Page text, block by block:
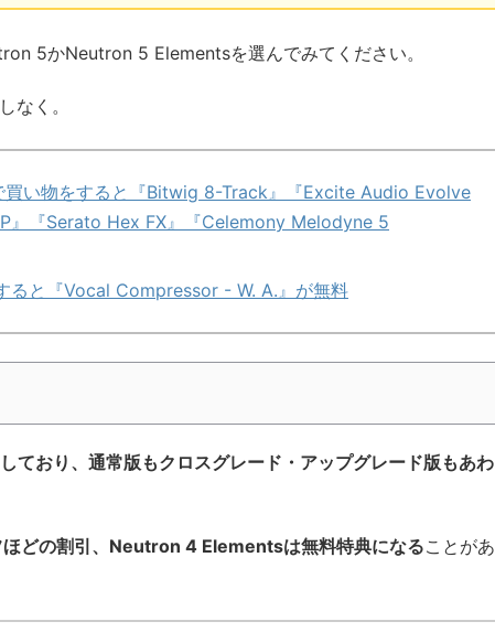
5かNeutron 5 Elementsを選んでみてください。
なく。
い物をすると『Bitwig 8-Track』『Excite Audio Evolve
』『Serato Hex FX』『Celemony Melodyne 5
ると『Vocal Compressor - W. A.』が無料
ており、通常版もクロスグレード・アップグレード版もあわ
どの割引、Neutron 4 Elementsは無料特典になることがあ